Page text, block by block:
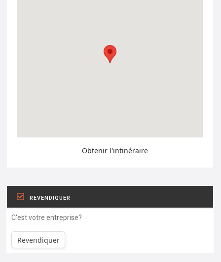
Obtenir l'intinéraire
REVENDIQUER
C'est votre entreprise?
Revendiquer